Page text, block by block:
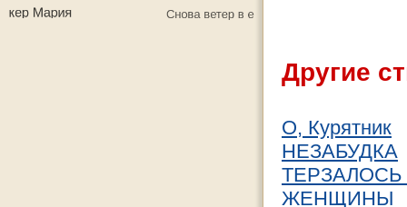
Другие
О, Курятник
НЕЗАБУДКА
ЖЕНЩИНЫ